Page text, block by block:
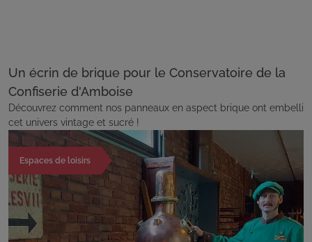
Un écrin de brique pour le Conservatoire de la
Confiserie d'Amboise
Découvrez comment nos panneaux en aspect brique ont embelli
cet univers vintage et sucré !
Espaces de loisirs